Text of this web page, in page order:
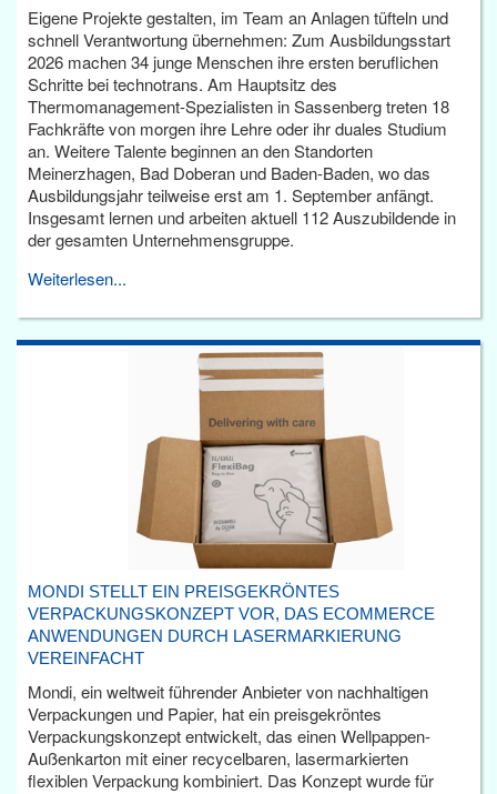
Eigene Projekte gestalten, im Team an Anlagen tüfteln und
schnell Verantwortung übernehmen: Zum Ausbildungsstart
2026 machen 34 junge Menschen ihre ersten beruflichen
Schritte bei technotrans. Am Hauptsitz des
Thermomanagement-Spezialisten in Sassenberg treten 18
Fachkräfte von morgen ihre Lehre oder ihr duales Studium
an. Weitere Talente beginnen an den Standorten
Meinerzhagen, Bad Doberan und Baden-Baden, wo das
Ausbildungsjahr teilweise erst am 1. September anfängt.
Insgesamt lernen und arbeiten aktuell 112 Auszubildende in
der gesamten Unternehmensgruppe.
Weiterlesen...
MONDI STELLT EIN PREISGEKRÖNTES
VERPACKUNGSKONZEPT VOR, DAS ECOMMERCE
ANWENDUNGEN DURCH LASERMARKIERUNG
VEREINFACHT
Mondi, ein weltweit führender Anbieter von nachhaltigen
Verpackungen und Papier, hat ein preisgekröntes
Verpackungskonzept entwickelt, das einen Wellpappen-
Außenkarton mit einer recycelbaren, lasermarkierten
flexiblen Verpackung kombiniert. Das Konzept wurde für